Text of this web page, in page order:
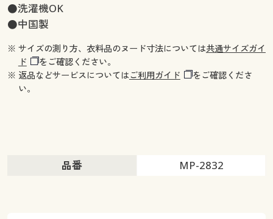
●洗濯機OK
●中国製
※ サイズの測り方、衣料品のヌード寸法については共通サイズガイ
ド
をご確認ください。
※ 返品などサービスについてはご利用ガイド
をご確認くださ
い。
品番 MP-2832